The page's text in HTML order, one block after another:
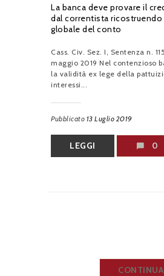
La banca deve provare il
dal correntista ricostruendo
globale del conto
Cass. Civ. Sez. I, Sentenza n.
maggio 2019 Nel contenzioso
la validità ex lege della
interessi...
Pubblicato 13 Luglio 2019
LEGGI 0
CONTINUA